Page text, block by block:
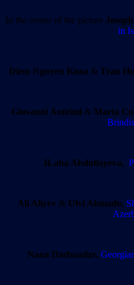
In the center of the picture
in
Diem Nguyen Knoa & Tran
Giovanni Anteimi & Marta
ILaha Abdullayeva,
Ali Aliyev& Ulvi Ahmado,
Nana Dzebuadze,